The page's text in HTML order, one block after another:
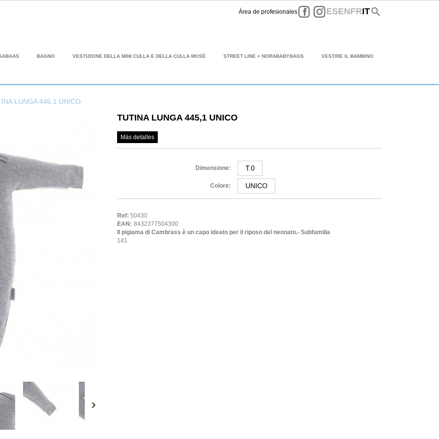
Área de profesionales FacebookInstagram
ESENFRITsearch
BAGNO VESTIZIONE DELLA MINI CULLA E DELLA CULLA MOSÈ STREET LINE + NORABABYBAGS VESTIRE IL BAMBINO
LUNGA 445,1 UNICO

TUTINA LUNGA 445,1 UNICO
Más detalles
Dimensione: T.0
Colore: UNICO
Ref: 50430
EAN: 8432377504300
Il pigiama di Cambrass è un capo ideato per il riposo del neonato.- Subfamilia
141